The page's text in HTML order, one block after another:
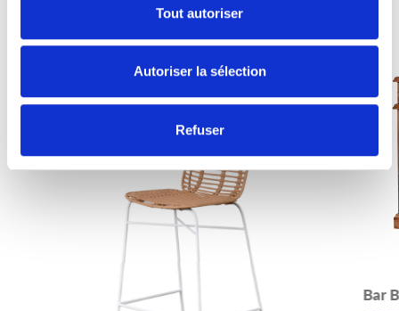
Tout autoriser
Autoriser la sélection
Refuser
Bar